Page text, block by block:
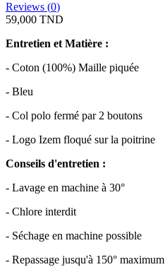
Reviews (0)
59,000 TND
Entretien et Matière :
- Coton (100%) Maille piquée
- Bleu
- Col polo fermé par 2 boutons
- Logo Izem floqué sur la poitrine
Conseils d'entretien :
- Lavage en machine à 30°
- Chlore interdit
- Séchage en machine possible
- Repassage jusqu'à 150° maximum